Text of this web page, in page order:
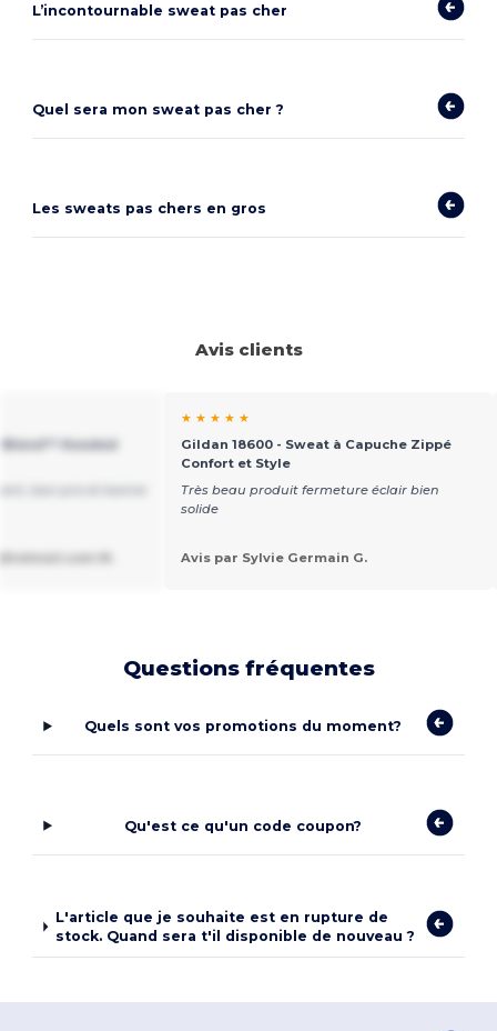
L’incontournable sweat pas cher
Quel sera mon sweat pas cher ?
Les sweats pas chers en gros
Avis clients
Blend™ Hooded
★ ★ ★ ★ ★
Gildan 18600 - Sweat à Capuche Zippé
Confort et Style
Très beau produit fermeture éclair bien
solide
Avis par Sylvie Germain G.
Questions fréquentes
Quels sont vos promotions du moment?
Qu'est ce qu'un code coupon?
L'article que je souhaite est en rupture de
stock. Quand sera t'il disponible de nouveau ?